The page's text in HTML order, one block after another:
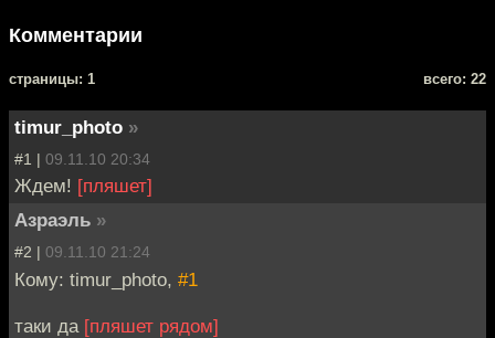
Комментарии
cтраницы: 1 всего: 22
timur_photo »
#1 | 09.11.10 20:34
Ждем! [пляшет]
Азраэль »
#2 | 09.11.10 21:24
Кому: timur_photo, #1
таки да [пляшет рядом]